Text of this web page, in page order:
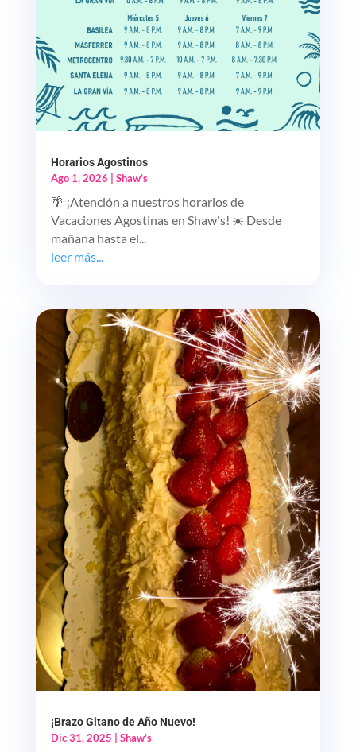
Horarios Agostinos
Ago 1, 2026
Shaw’s
🌴 ¡Atención a nuestros horarios de
Vacaciones Agostinas en Shaw's! ☀️ Desde
mañana hasta el...
leer más...
¡Brazo Gitano de Año Nuevo!
Dic 31, 2025
Shaw’s